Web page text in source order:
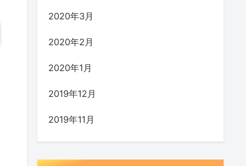
2020年3月
2020年2月
2020年1月
2019年12月
2019年11月